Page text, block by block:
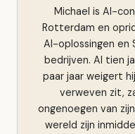
Michael is AI-
Rotterdam en
AI-oplossingen
bedrijven. Al tien
paar jaar weigert
verweven zit,
ongenoegen van
wereld zijn